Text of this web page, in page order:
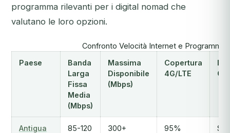
programma rilevanti per i digital nomad che
valutano le loro opzioni.
Confronto Velocità Internet e Programma
Paese
Banda
Larga
Fissa
Media
(Mbps)
Massima
Disponibile
(Mbps)
Copertura
4G/LTE
Antigua
85-120 300+ 95%